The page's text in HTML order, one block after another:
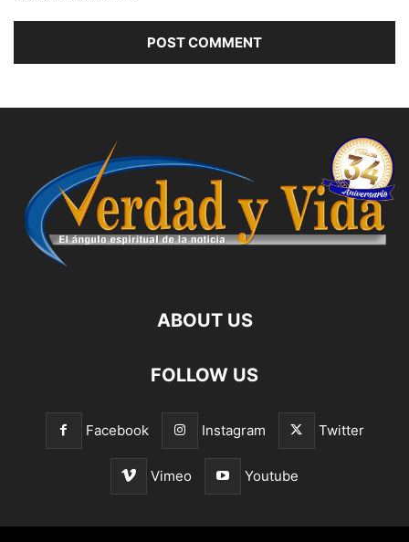
ABOUT US
FOLLOW US
Facebook Instagram Twitter
Vimeo Youtube